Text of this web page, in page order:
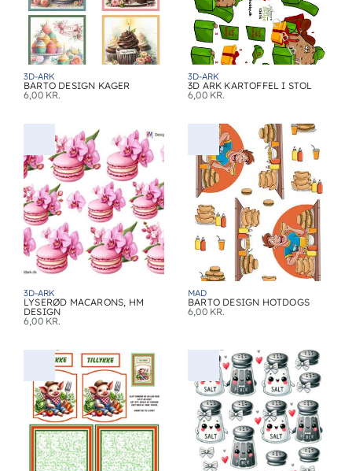
3D-ARK
BARTO DESIGN KAGER
6,00 KR.
3D-ARK
3D ARK KARTOFFEL I STOL
6,00 KR.
3D-ARK
LYSERØD MACARONS, HM
DESIGN
6,00 KR.
MAD
BARTO DESIGN HOTDOGS
6,00 KR.